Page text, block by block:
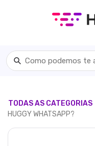
TODAS AS CATEGORIAS
HUGGY WHATSAPP?